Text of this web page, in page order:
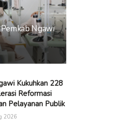
Ngawi
Kukuhkan 228
Reformasi
Pelayanan Publik
2026